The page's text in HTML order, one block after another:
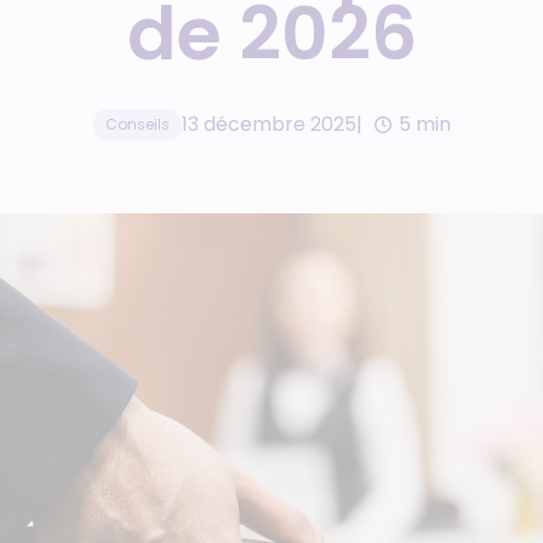
Gestionnaire de résidences
de services
immobilières
Gestion d’avis clients
de 2026
Conseils 13 décembre 2025 5 min